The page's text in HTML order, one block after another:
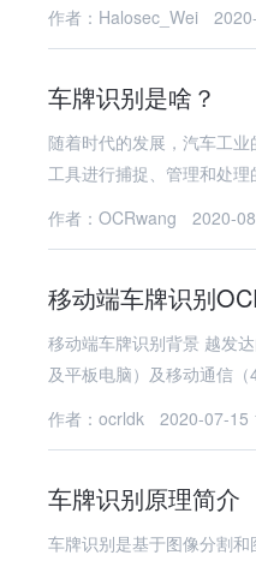
作者：Halosec_Wei
车牌识别是啥？
随着时代的发展，汽车工
工具进行捕捉、管理和处
作者：OCRwang
2020-
移动端车牌识别
移动端车牌识别背景 越发
及平板电脑）及移动通信
作者：ocrldk
2020-07-15
车牌识别原理简介
车牌识别是基于图像分割